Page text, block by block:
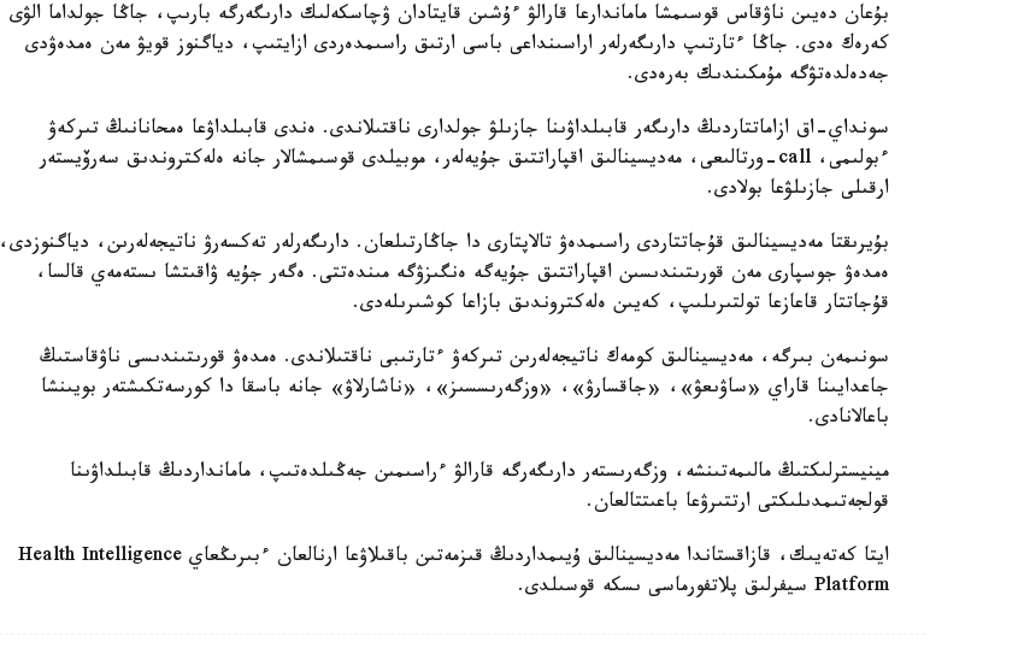
بۇعان دەيىن ناۋقاس قوسىمشا ماماندارعا قارالۋ ءۇشىن قايتادان ۋچاسكەلىك دارىگەرگە بارىپ، جاڭا جولداما الۋى
كەرەك ەدى. جاڭا ءتارتىپ دارىگەرلەر اراسىنداعى باسى ارتىق راسىمدەردى ازايتىپ، دياگنوز قويۋ مەن ەمدەۋدى
جەدەلدەتۋگە مۇمكىندىك بەرەدى.
سونداي-اق ازاماتتاردىڭ دارىگەر قابىلداۋىنا جازىلۋ جولدارى ناقتىلاندى. ەندى قابىلداۋعا ەمحانانىڭ تىركەۋ
ءبولىمى، call-ورتالىعى، مەديسينالىق اقپاراتتىق جۇيەلەر، موبيلدى قوسىمشالار جانە ەلەكتروندىق سەرۆيستەر
ارقىلى جازىلۋعا بولادى.
بۇيرىقتا مەديسينالىق قۇجاتتاردى راسىمدەۋ تالاپتارى دا جاڭارتىلعان. دارىگەرلەر تەكسەرۋ ناتيجەلەرىن، دياگنوزدى،
ەمدەۋ جوسپارى مەن قورىتىندىسىن اقپاراتتىق جۇيەگە ەنگىزۋگە مىندەتتى. ەگەر جۇيە ۋاقىتشا ىستەمەي قالسا،
قۇجاتتار قاعازعا تولتىرىلىپ، كەيىن ەلەكتروندىق بازاعا كوشىرىلەدى.
سونىمەن بىرگە، مەديسينالىق كومەك ناتيجەلەرىن تىركەۋ ءتارتىبى ناقتىلاندى. ەمدەۋ قورىتىندىسى ناۋقاستىڭ
جاعدايىنا قاراي «ساۋىعۋ»، «جاقسارۋ»، «وزگەرىسسىز»، «ناشارلاۋ» جانە باسقا دا كورسەتكىشتەر بويىنشا
باعالانادى.
مينيسترلىكتىڭ مالىمەتىنشە، وزگەرىستەر دارىگەرگە قارالۋ ءراسىمىن جەڭىلدەتىپ، مامانداردىڭ قابىلداۋىنا
قولجەتىمدىلىكتى ارتتىرۋعا باعىتتالعان.
ايتا كەتەيىك، قازاقستاندا مەديسينالىق ۇيىمداردىڭ قىزمەتىن باقىلاۋعا ارنالعان ءبىرىڭعاي Health Intelligence
Platform سيفرلىق پلاتفورماسى ىسكە قوسىلدى.